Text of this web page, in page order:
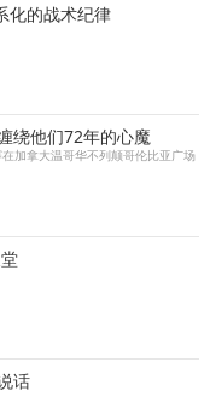
化的战术纪律
绕他们72年的心魔
加拿大温哥华不列颠哥伦比亚广场
话